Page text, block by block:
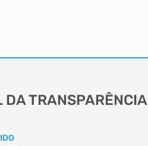
DA TRANSPARÊNCIA